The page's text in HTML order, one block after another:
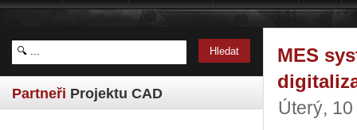
Partneři Projektu CAD
MES
Úterý,